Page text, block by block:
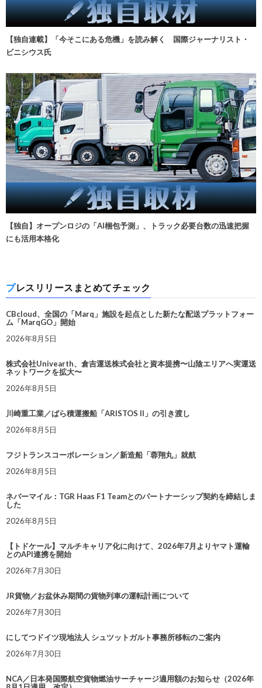
【独自連載】「今そこにある危機」を読み解く 国際ジャーナリスト・
ビニシウス氏
【独自】オープンロジの「AI梱包予測」、トラック必要台数の迅速把握
にも活用本格化
プレスリリースまとめてチェック
CBcloud、全国の「Marq」施設を起点とした新たな配送プラットフォー
ム「MarqGO」開始
2026年8月5日
株式会社Univearth、倉吉運送株式会社と資本提携〜山陰エリアへ実運送
ネットワークを拡大〜
2026年8月5日
川崎重工業／ばら積運搬船「ARISTOS II」の引き渡し
2026年8月5日
フジトランスコーポレーション／新造船「蓉翔丸」就航
2026年8月5日
ネバーマイル：TGR Haas F1 Teamとのパートナーシップ契約を締結しま
した
2026年8月5日
【トドケール】マルチキャリア化に向けて、2026年7月よりヤマト運輸
とのAPI連携を開始
2026年7月30日
JR貨物／お盆休み期間の貨物列車の運転計画について
2026年7月30日
にしてつドイツ現地法人 シュツットガルト事務所移転のご案内
2026年7月30日
NCA／日本発国際航空貨物燃油サーチャージ適用額のお知らせ（2026年